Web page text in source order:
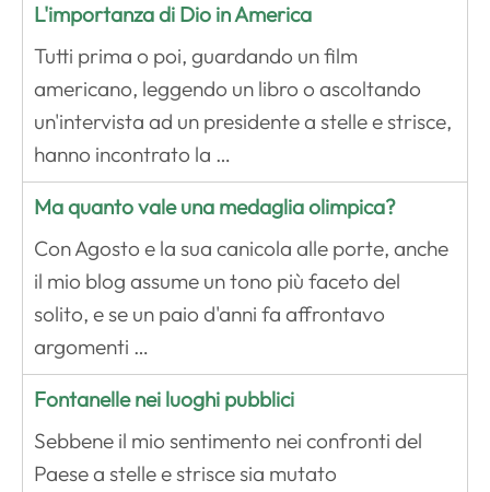
L'importanza di Dio in America
Tutti prima o poi, guardando un film
americano, leggendo un libro o ascoltando
un'intervista ad un presidente a stelle e strisce,
hanno incontrato la …
Ma quanto vale una medaglia olimpica?
Con Agosto e la sua canicola alle porte, anche
il mio blog assume un tono più faceto del
solito, e se un paio d'anni fa affrontavo
argomenti …
Fontanelle nei luoghi pubblici
Sebbene il mio sentimento nei confronti del
Paese a stelle e strisce sia mutato